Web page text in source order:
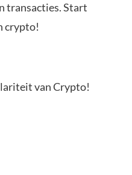
transacties. Start
crypto!
van Crypto!